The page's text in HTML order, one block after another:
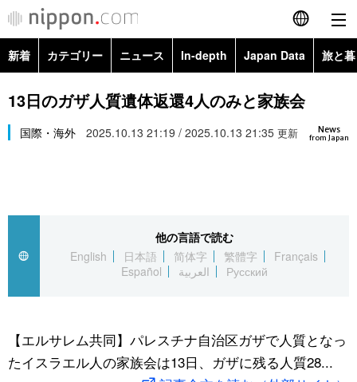
English
简体字
繁體字
العربية
社会
旅と暮らし
新着 カテゴリー ニュース In-depth Japan Data 旅と
政治・外交
経済・ビジネス
社会
文化
科学・技術
暮らし
Topics
Images
お知らせ
13日のガザ人質遺体返還4人のみと家族会
News
from Japan
国際・海外 2025.10.13 21:19 / 2025.10.13 21:35 更新
他の言語で読む
English
日本語 简体字 繁體字
Français
Español
العربية Русский
【エルサレム共同】パレスチナ自治区ガザで人質となっ
たイスラエル人の家族会は13日、ガザに残る人質28...